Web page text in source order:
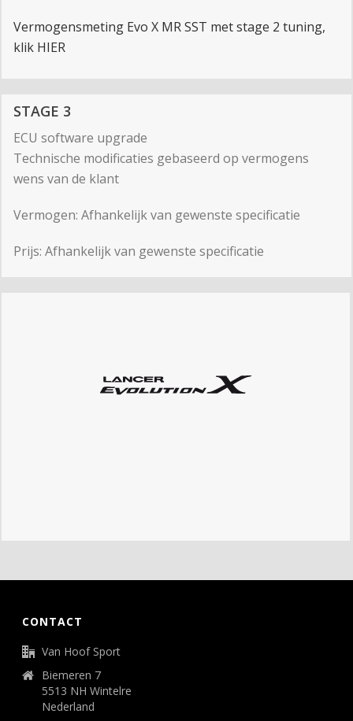
Vermogensmeting Evo X MR SST met stage 2 tuning,
klik HIER
STAGE 3
ECU software upgrade
Technische modificaties gebaseerd op vermogens
wens van de klant
Vermogen: Afhankelijk van gewenste specificatie
Prijs: Afhankelijk van gewenste specificatie
CONTACT
Van Hoof Sport
Biemeren 7
5513 NH Wintelre
Nederland